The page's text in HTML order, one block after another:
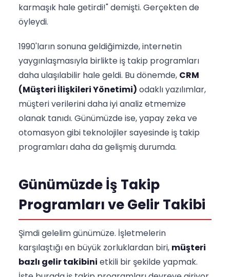
karmaşık hale getirdi!" demişti. Gerçekten de
öyleydi.
1990'ların sonuna geldiğimizde, internetin
yaygınlaşmasıyla birlikte iş takip programları
daha ulaşılabilir hale geldi. Bu dönemde, CRM
(Müşteri İlişkileri Yönetimi) odaklı yazılımlar,
müşteri verilerini daha iyi analiz etmemize
olanak tanıdı. Günümüzde ise, yapay zeka ve
otomasyon gibi teknolojiler sayesinde iş takip
programları daha da gelişmiş durumda.
Günümüzde İş Takip
Programları ve Gelir Takibi
Şimdi gelelim günümüze. İşletmelerin
karşılaştığı en büyük zorluklardan biri, müşteri
bazlı gelir takibini etkili bir şekilde yapmak.